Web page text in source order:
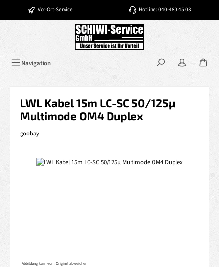
Zum Hauptinhalt springen
Vor-Ort-Service Hotline: 040-480 45 03
Navigation
LWL Kabel 15m LC-SC 50/125µ
Multimode OM4 Duplex
goobay
Bildergalerie überspringen
Abbildung kann vom Original abweichen